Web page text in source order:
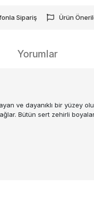
Sipariş Ürün
Yorumlar
ve dayanıklı bir yüzey
Bütün sert zehirli